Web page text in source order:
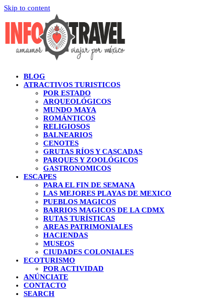
Skip to content
BLOG
ATRACTIVOS TURISTICOS
POR ESTADO
ARQUEOLÓGICOS
MUNDO MAYA
ROMÁNTICOS
RELIGIOSOS
BALNEARIOS
CENOTES
GRUTAS RÍOS Y CASCADAS
PARQUES Y ZOOLÓGICOS
GASTRONOMICOS
ESCAPES
PARA EL FIN DE SEMANA
LAS MEJORES PLAYAS DE MEXICO
PUEBLOS MAGICOS
BARRIOS MAGICOS DE LA CDMX
RUTAS TURÍSTICAS
AREAS PATRIMONIALES
HACIENDAS
MUSEOS
CIUDADES COLONIALES
ECOTURISMO
POR ACTIVIDAD
ANÚNCIATE
CONTACTO
SEARCH